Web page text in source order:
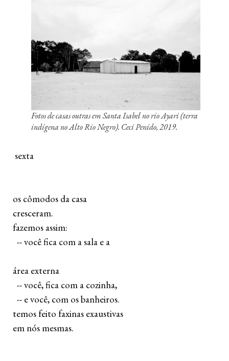
Fotos de casas outras em Santa Isabel no rio Ayari (terra
indígena no Alto Rio Negro). Ceci Penido, 2019.
  sexta
os cômodos da casa
cresceram.
fazemos assim:
-- você fica com a sala e a
área externa
-- você, fica com a cozinha,
-- e você, com os banheiros.
temos feito faxinas exaustivas
em nós mesmas.